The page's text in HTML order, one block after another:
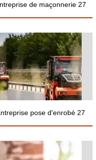
de maçonnerie 27
pose d'enrobé 27